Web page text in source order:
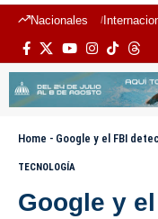
Nacionales
Home - Google y el FBI detectan grupo
TECNOLOGÍA
Google y